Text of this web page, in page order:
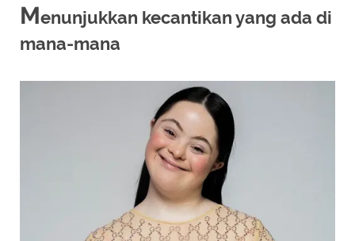
Menunjukkan kecantikan yang ada di
mana-mana